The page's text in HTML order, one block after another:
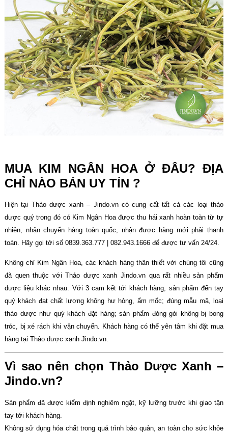
MUA KIM NGÂN HOA Ở ĐÂU? ĐỊA
CHỈ NÀO BÁN UY TÍN ?
Hiện tại Thảo dược xanh – Jindo.vn có cung cất tất cả các loại thảo
dược quý trong đó có Kim Ngân Hoa được thu hái xanh hoàn toàn từ tự
nhiên, nhận chuyển hàng toàn quốc, nhận được hàng mới phải thanh
toán. Hãy gọi tới số 0839.363.777 | 082.943.1666 để được tư vấn 24/24.
Không chỉ Kim Ngân Hoa, các khách hàng thân thiết với chúng tôi cũng
đã quen thuộc với Thảo dược xanh Jindo.vn qua rất nhiều sản phẩm
dược liệu khác nhau. Với 3 cam kết tới khách hàng, sản phẩm đến tay
quý khách đạt chất lượng không hư hỏng, ẩm mốc; đúng mẫu mã, loại
thảo dược như quý khách đặt hàng; sản phẩm đóng gói không bị bong
tróc, bị xé rách khi vận chuyển. Khách hàng có thể yên tâm khi đặt mua
hàng tại Thảo dược xanh Jindo.vn.
Vì sao nên chọn Thảo Dược Xanh –
Jindo.vn?
Sản phẩm đã được kiểm định nghiêm ngặt, kỹ lưỡng trước khi giao tận
tay tới khách hàng.
Không sử dụng hóa chất trong quá trình bảo quản, an toàn cho sức khỏe